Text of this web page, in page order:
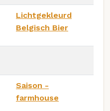
Lichtgekleurd
Belgisch Bier
Saison -
farmhouse